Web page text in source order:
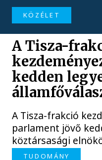
KÖZÉLET
A Tisza-
kedden
A Tisza-frakció
parlament jövő
köztársasági
TUDOMÁNY